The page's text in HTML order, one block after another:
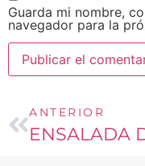
Guarda mi nombre,
navegador para la
ANTERIOR